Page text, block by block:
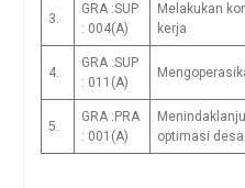
3.
GRA :SUP
: 004(A)
Melakukan
kerja
4.
GRA :SUP
: 011(A)
5.
GRA :PRA
: 001(A)
optimasi